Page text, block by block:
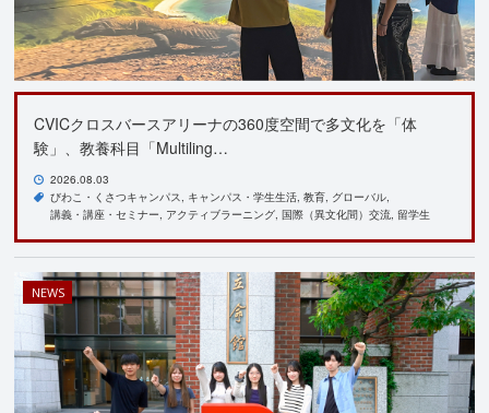
CVICクロスバースアリーナの360度空間で多文化を「体
験」、教養科目「Multiling…
2026.08.03
びわこ・くさつキャンパス キャンパス・学生生活 教育 グローバル
講義・講座・セミナー アクティブラーニング 国際（異文化間）交流 留学生
NEWS